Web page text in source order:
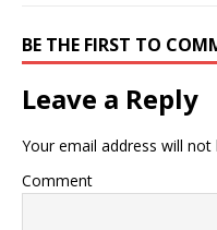
BE THE FIRST TO
Leave a Reply
Your email address will not
Comment